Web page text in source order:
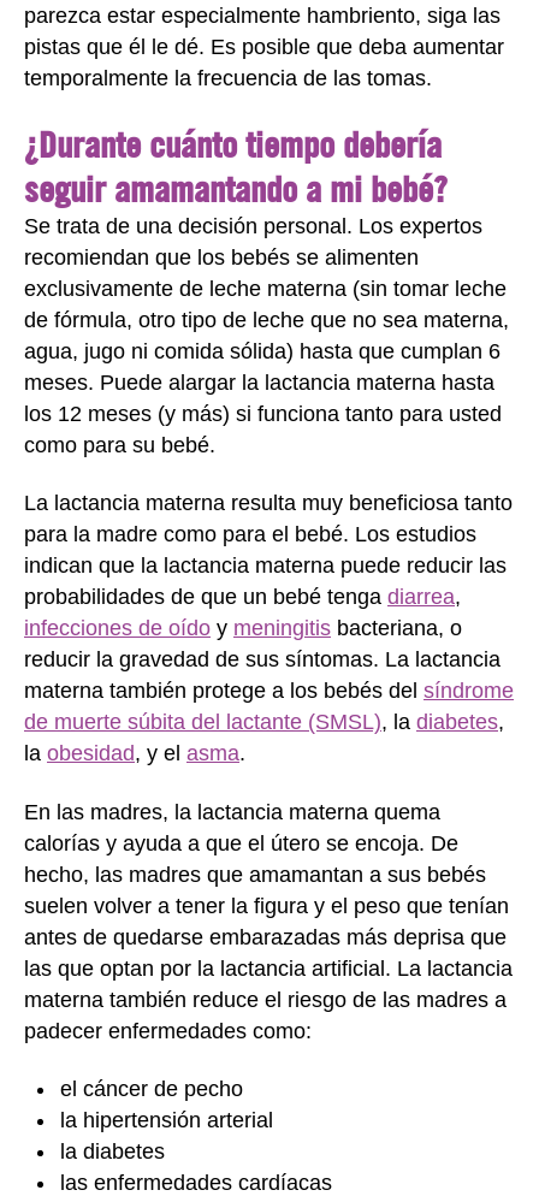
parezca estar especialmente hambriento, siga las
pistas que él le dé. Es posible que deba aumentar
temporalmente la frecuencia de las tomas.
¿Durante cuánto tiempo debería
seguir amamantando a mi bebé?
Se trata de una decisión personal. Los expertos
recomiendan que los bebés se alimenten
exclusivamente de leche materna (sin tomar leche
de fórmula, otro tipo de leche que no sea materna,
agua, jugo ni comida sólida) hasta que cumplan 6
meses. Puede alargar la lactancia materna hasta
los 12 meses (y más) si funciona tanto para usted
como para su bebé.
La lactancia materna resulta muy beneficiosa tanto
para la madre como para el bebé. Los estudios
indican que la lactancia materna puede reducir las
probabilidades de que un bebé tenga diarrea,
infecciones de oído y meningitis bacteriana, o
reducir la gravedad de sus síntomas. La lactancia
materna también protege a los bebés del síndrome
de muerte súbita del lactante (SMSL), la diabetes,
la obesidad, y el asma.
En las madres, la lactancia materna quema
calorías y ayuda a que el útero se encoja. De
hecho, las madres que amamantan a sus bebés
suelen volver a tener la figura y el peso que tenían
antes de quedarse embarazadas más deprisa que
las que optan por la lactancia artificial. La lactancia
materna también reduce el riesgo de las madres a
padecer enfermedades como:
el cáncer de pecho
la hipertensión arterial
la diabetes
las enfermedades cardíacas